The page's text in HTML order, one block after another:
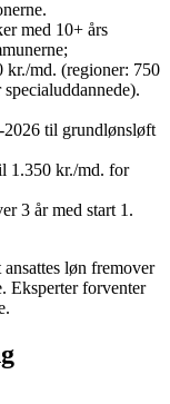
med 10+ års
kr./md. (regioner: 750
til grundlønsløft
1.350 kr./md. for
3 år med start 1.
løn fremover
Eksperter forventer